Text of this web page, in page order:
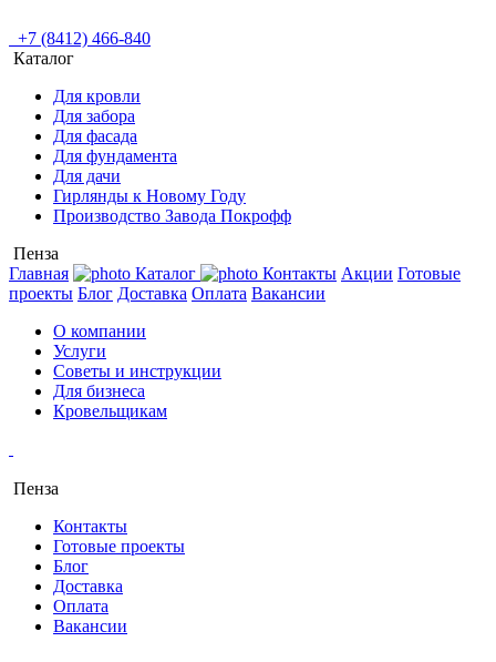
+7 (8412) 466-840
Каталог
Для кровли
Для забора
Для фасада
Для фундамента
Для дачи
Гирлянды к Новому Году
Производство Завода Покрофф
Пенза
Главная
Каталог Контакты Акции Готовые
проекты Блог Доставка Оплата Вакансии
О компании
Услуги
Советы и инструкции
Для бизнеса
Кровельщикам
Пенза
Контакты
Готовые проекты
Блог
Доставка
Оплата
Вакансии